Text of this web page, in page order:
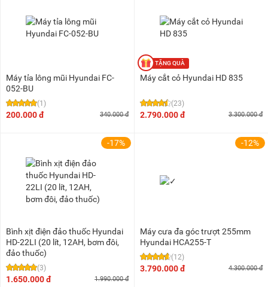
Máy tỉa lông mũi Hyundai FC-
052-BU
(1)
200.000 đ 340.000 đ
Máy cắt cỏ Hyundai HD 835
(23)
2.790.000 đ 3.300.000 đ
-17%
Bình xịt điện đảo thuốc Hyundai
HD-22LI (20 lít, 12AH, bơm đôi,
đảo thuốc)
(3)
1.650.000 đ 1.990.000 đ
-12%
Máy cưa đa góc trượt 255mm
Hyundai HCA255-T
(12)
3.790.000 đ 4.300.000 đ